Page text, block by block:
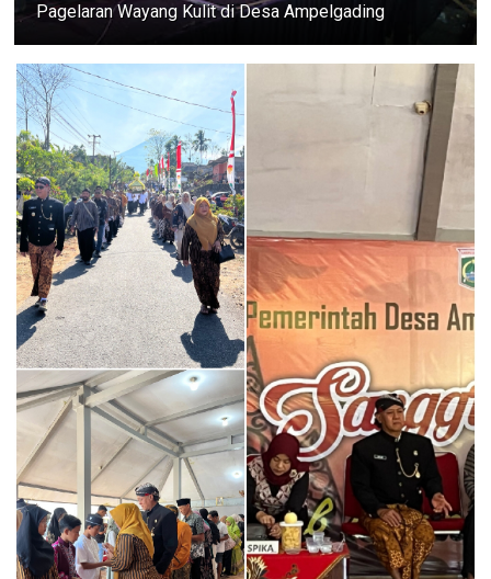
Pagelaran Wayang Kulit di Desa Ampelgading